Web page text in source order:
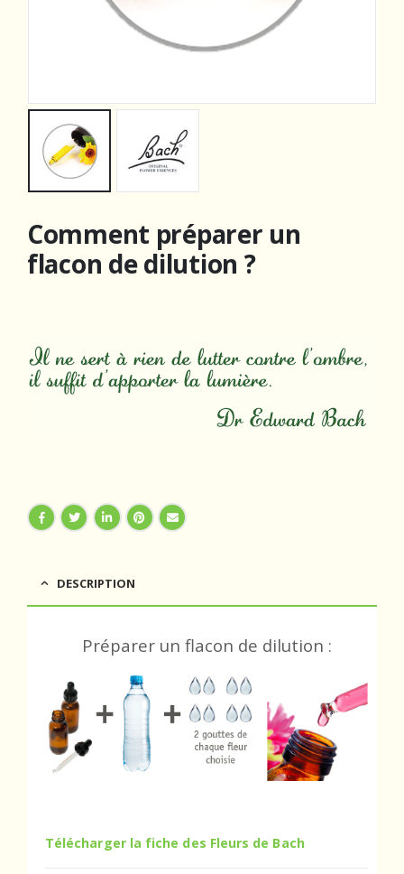
Comment préparer un
flacon de dilution ?
DESCRIPTION
Préparer un flacon de dilution :
Télécharger la fiche des Fleurs de Bach